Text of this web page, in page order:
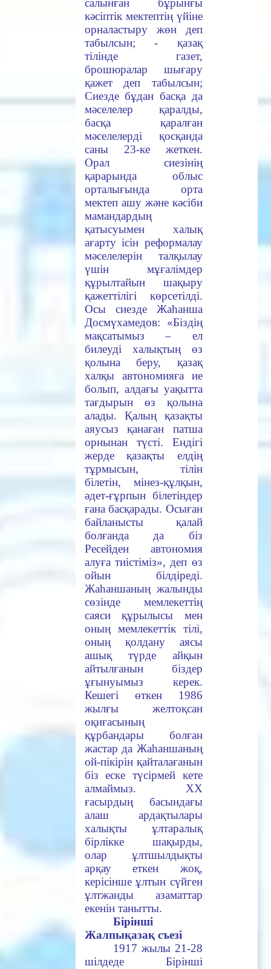
салынған бұрынғы
кәсіптік мектептің үйіне
орналастыру жөн деп
табылсын; - қазақ
тілінде газет,
брошюралар шығару
қажет деп табылсын;
Сиезде бұдан басқа да
мәселелер қаралды,
басқа қаралған
мәселелерді қосқанда
саны 23-ке жеткен.
Орал сиезінің
қарарында облыс
орталығында орта
мектеп ашу және кәсіби
мамандардың
қатысуымен халық
ағарту ісін реформалау
мәселелерін талқылау
үшін мұғалімдер
құрылтайын шақыру
қажеттілігі көрсетілді.
Осы сиезде Жаһанша
Досмүхамедов: «Біздің
мақсатымыз – ел
билеуді халықтың өз
қолына беру, қазақ
халқы автономияға ие
болып, алдағы уақытта
тағдырын өз қолына
алады. Қалың қазақты
аяусыз қанаған патша
орнынан түсті. Ендігі
жерде қазақты елдің
тұрмысын, тілін
білетін, мінез-құлқын,
әдет-ғұрпын білетіндер
ғана басқарады. Осыған
байланысты қалай
болғанда да біз
Ресейден автономия
алуға тиістіміз», деп өз
ойын білдіреді.
Жаһаншаның жалынды
сөзінде мемлекеттің
саяси құрылысы мен
оның мемлекеттік тілі,
оның қолдану аясы
ашық түрде айқын
айтылғанын біздер
ұғынуымыз керек.
Кешегі өткен 1986
жылғы желтоқсан
оқиғасының
құрбандары болған
жастар да Жаһаншаның
ой-пікірін қайталағанын
біз еске түсірмей кете
алмаймыз. XX
ғасырдың басындағы
алаш ардақтылары
халықты ұлтаралық
бірлікке шақырды,
олар ұлтшылдықты
арқау еткен жоқ,
керісінше ұлтын сүйген
ұлтжанды азаматтар
екенін танытты.
Бірінші
Жалпықазақ съезі
1917 жылы 21-28
шілдеде Бірінші